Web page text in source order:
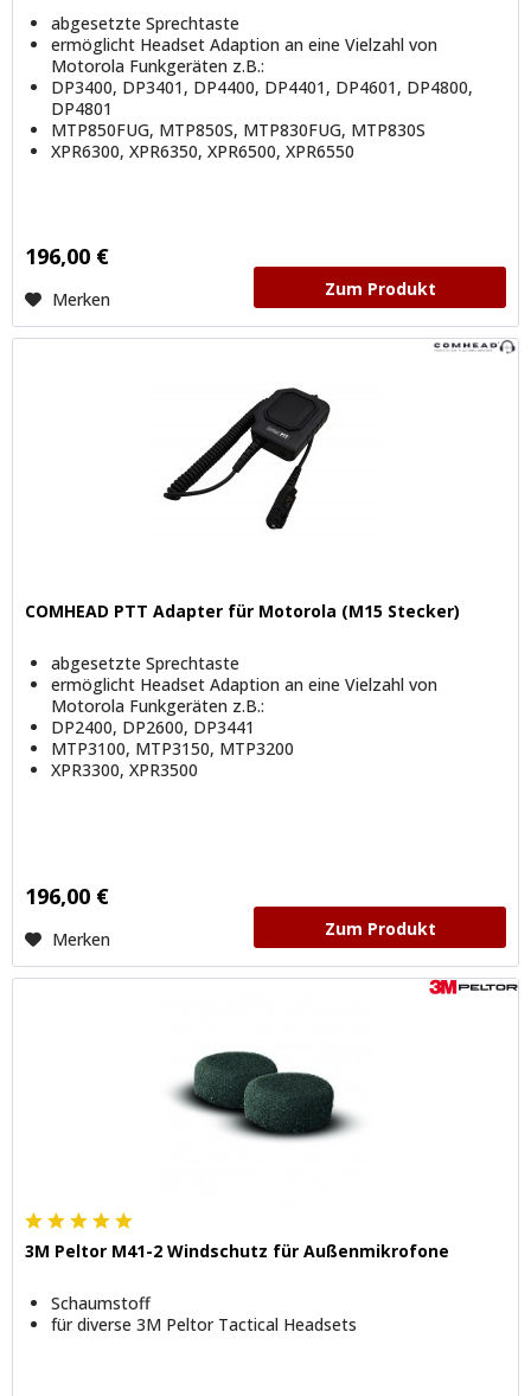
abgesetzte Sprechtaste
ermöglicht Headset Adaption an eine Vielzahl von
Motorola Funkgeräten z.B.:
DP3400, DP3401, DP4400, DP4401, DP4601, DP4800,
DP4801
MTP850FUG, MTP850S, MTP830FUG, MTP830S
XPR6300, XPR6350, XPR6500, XPR6550
196,00 €
Merken Zum Produkt
COMHEAD PTT Adapter für Motorola (M15 Stecker)
abgesetzte Sprechtaste
ermöglicht Headset Adaption an eine Vielzahl von
Motorola Funkgeräten z.B.:
DP2400, DP2600, DP3441
MTP3100, MTP3150, MTP3200
XPR3300, XPR3500
196,00 €
Merken Zum Produkt
3M Peltor M41-2 Windschutz für Außenmikrofone
Schaumstoff
für diverse 3M Peltor Tactical Headsets